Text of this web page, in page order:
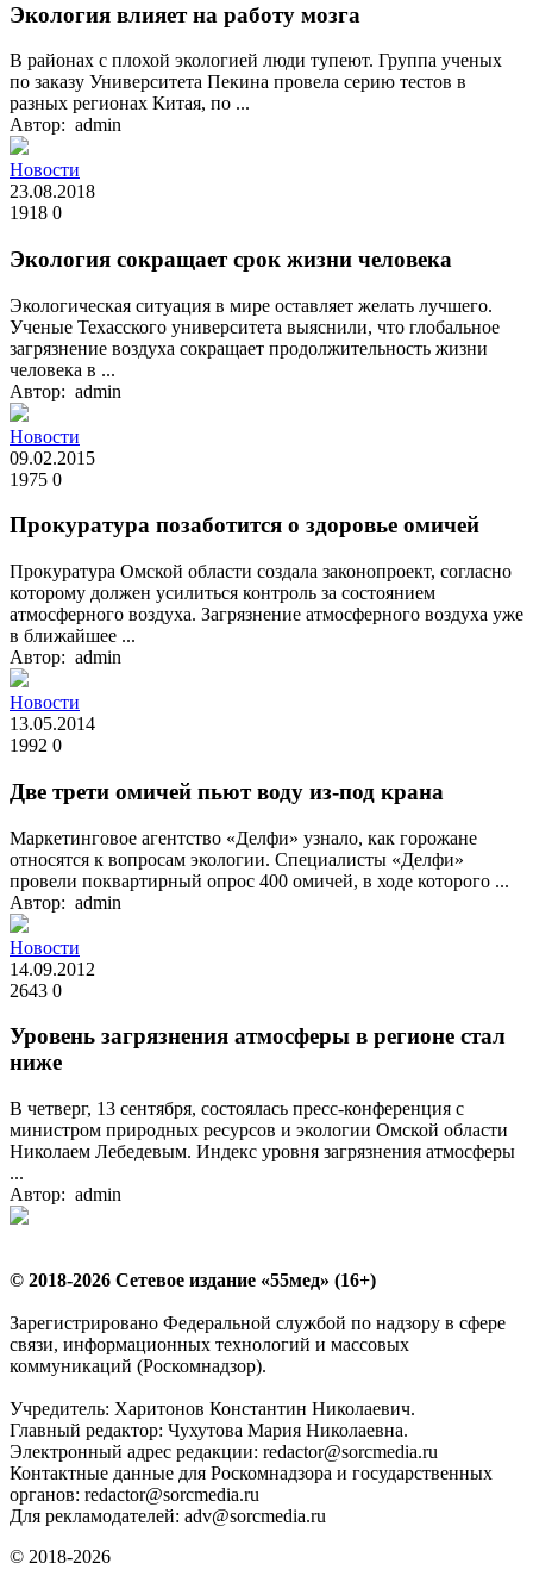
Экология влияет на работу мозга
В районах с плохой экологией люди тупеют. Группа ученых
по заказу Университета Пекина провела серию тестов в
разных регионах Китая, по ...
Автор: admin
Новости
23.08.2018
1918 0
Экология сокращает срок жизни человека
Экологическая ситуация в мире оставляет желать лучшего.
Ученые Техасского университета выяснили, что глобальное
загрязнение воздуха сокращает продолжительность жизни
человека в ...
Автор: admin
Новости
09.02.2015
1975 0
Прокуратура позаботится о здоровье омичей
Прокуратура Омской области создала законопроект, согласно
которому должен усилиться контроль за состоянием
атмосферного воздуха. Загрязнение атмосферного воздуха уже
в ближайшее ...
Автор: admin
Новости
13.05.2014
1992 0
Две трети омичей пьют воду из-под крана
Маркетинговое агентство «Делфи» узнало, как горожане
относятся к вопросам экологии. Специалисты «Делфи»
провели поквартирный опрос 400 омичей, в ходе которого ...
Автор: admin
Новости
14.09.2012
2643 0
Уровень загрязнения атмосферы в регионе стал
ниже
В четверг, 13 сентября, состоялась пресс-конференция с
министром природных ресурсов и экологии Омской области
Николаем Лебедевым. Индекс уровня загрязнения атмосферы
...
Автор: admin
© 2018-2026 Сетевое издание «55мед» (16+)
Зарегистрировано Федеральной службой по надзору в сфере
связи, информационных технологий и массовых
коммуникаций (Роскомнадзор).
Учредитель: Харитонов Константин Николаевич.
Главный редактор: Чухутова Мария Николаевна.
Электронный адрес редакции: redactor@sorcmedia.ru
Контактные данные для Роскомнадзора и государственных
органов: redactor@sorcmedia.ru
Для рекламодателей: adv@sorcmedia.ru
© 2018-2026